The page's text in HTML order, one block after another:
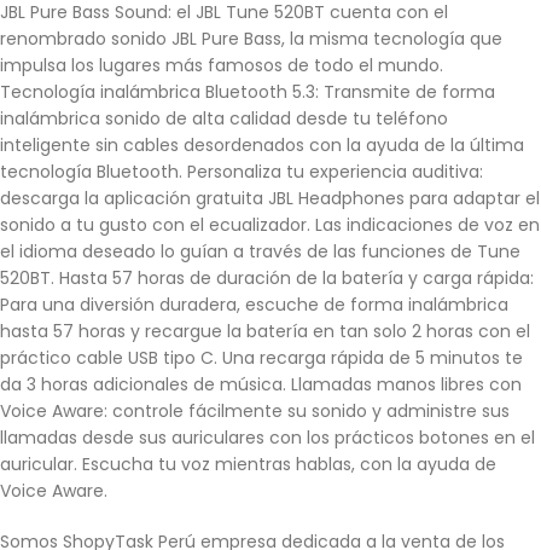
JBL Pure Bass Sound: el JBL Tune 520BT cuenta con el
renombrado sonido JBL Pure Bass, la misma tecnología que
impulsa los lugares más famosos de todo el mundo.
Tecnología inalámbrica Bluetooth 5.3: Transmite de forma
inalámbrica sonido de alta calidad desde tu teléfono
inteligente sin cables desordenados con la ayuda de la última
tecnología Bluetooth. Personaliza tu experiencia auditiva:
descarga la aplicación gratuita JBL Headphones para adaptar el
sonido a tu gusto con el ecualizador. Las indicaciones de voz en
el idioma deseado lo guían a través de las funciones de Tune
520BT. Hasta 57 horas de duración de la batería y carga rápida:
Para una diversión duradera, escuche de forma inalámbrica
hasta 57 horas y recargue la batería en tan solo 2 horas con el
práctico cable USB tipo C. Una recarga rápida de 5 minutos te
da 3 horas adicionales de música. Llamadas manos libres con
Voice Aware: controle fácilmente su sonido y administre sus
llamadas desde sus auriculares con los prácticos botones en el
auricular. Escucha tu voz mientras hablas, con la ayuda de
Voice Aware.
Somos ShopyTask Perú empresa dedicada a la venta de los